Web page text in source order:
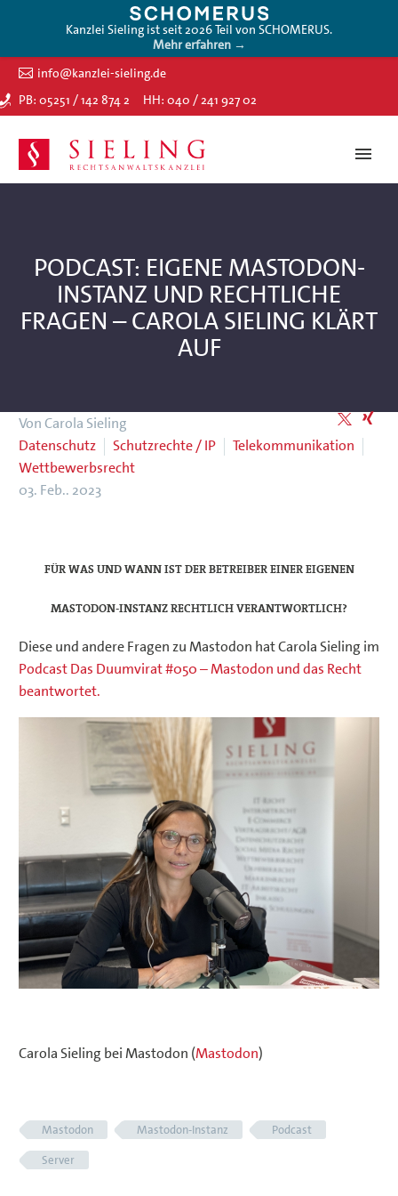
Kanzlei Sieling ist seit 2026 Teil von SCHOMERUS.
Mehr erfahren →
info@kanzlei-sieling.de
PB: 05251 / 142 874 2
HH: 040 / 241 927 02
PODCAST: EIGENE MASTODON-
INSTANZ UND RECHTLICHE
FRAGEN – CAROLA SIELING KLÄRT
AUF
Von Carola Sieling
Datenschutz
Schutzrechte / IP
Telekommunikation
Wettbewerbsrecht
03. Feb.. 2023
FÜR WAS UND WANN IST DER BETREIBER EINER EIGENEN
MASTODON-INSTANZ RECHTLICH VERANTWORTLICH?
Diese und andere Fragen zu Mastodon hat Carola Sieling im
Podcast Das Duumvirat #050 – Mastodon und das Recht
beantwortet.
Carola Sieling bei Mastodon (Mastodon)
Mastodon Mastodon-Instanz
Podcast
Server